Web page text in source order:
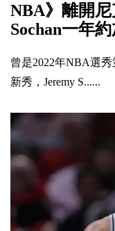
NBA》離開
Sochan一年
曾是2022年NBA選
新秀，Jeremy S......